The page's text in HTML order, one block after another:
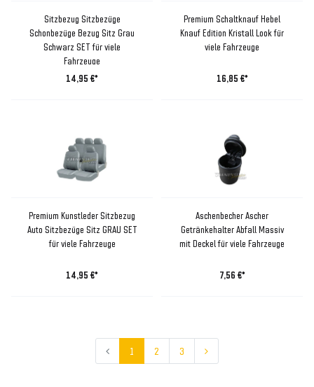
Sitzbezug Sitzbezüge
Schonbezüge Bezug Sitz Grau
Schwarz SET für viele
Fahrzeuge
14,95 €*
Premium Schaltknauf Hebel
Knauf Edition Kristall Look für
viele Fahrzeuge
16,85 €*
Premium Kunstleder Sitzbezug
Auto Sitzbezüge Sitz GRAU SET
für viele Fahrzeuge
14,95 €*
Aschenbecher Ascher
Getränkehalter Abfall Massiv
mit Deckel für viele Fahrzeuge
7,56 €*
1 2 3